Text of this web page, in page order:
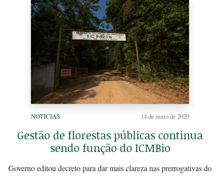
NOTÍCIAS 14 de maio de 2020
Gestão de florestas públicas continua
sendo função do ICMBio
Governo editou decreto para dar mais clareza nas prerrogativas do